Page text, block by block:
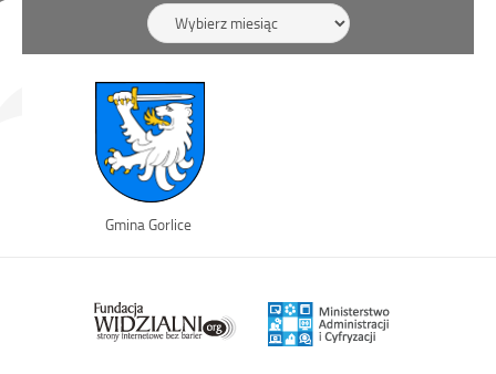
otwiera
oknie
Gmina Gorlice